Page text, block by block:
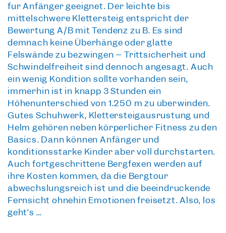
für Anfänger geeignet. Der leichte bis
mittelschwere Klettersteig entspricht der
Bewertung A/B mit Tendenz zu B. Es sind
demnach keine Überhänge oder glatte
Felswände zu bezwingen – Trittsicherheit und
Schwindelfreiheit sind dennoch angesagt. Auch
ein wenig Kondition sollte vorhanden sein,
immerhin ist in knapp 3Stunden ein
Höhenunterschied von 1.250 m zu überwinden.
Gutes Schuhwerk, Klettersteigausrüstung und
Helm gehören neben körperlicher Fitness zu den
Basics. Dann können Anfänger und
konditionsstarke Kinder aber voll durchstarten.
Auch fortgeschrittene Bergfexen werden auf
ihre Kosten kommen, da die Bergtour
abwechslungsreich ist und die beeindruckende
Fernsicht ohnehin Emotionen freisetzt. Also, los
geht’s …